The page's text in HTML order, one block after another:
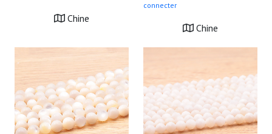
ou qu'ils ont collectées lors de votre utilisation de leurs
Chine
connecter
Chine